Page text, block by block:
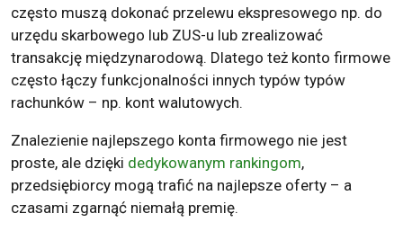
często muszą dokonać przelewu ekspresowego np. do
urzędu skarbowego lub ZUS-u lub zrealizować
transakcję międzynarodową. Dlatego też konto firmowe
często łączy funkcjonalności innych typów typów
rachunków – np. kont walutowych.
Znalezienie najlepszego konta firmowego nie jest
proste, ale dzięki dedykowanym rankingom,
przedsiębiorcy mogą trafić na najlepsze oferty – a
czasami zgarnąć niemałą premię.